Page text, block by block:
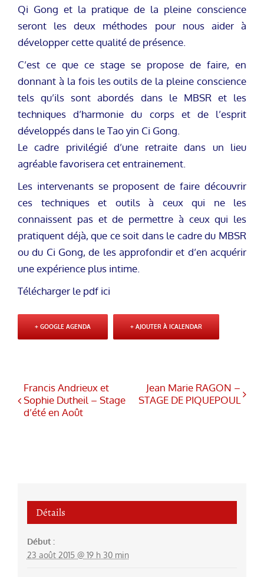
Qi Gong et la pratique de la pleine conscience
seront les deux méthodes pour nous aider à
développer cette qualité de présence.
C’est ce que ce stage se propose de faire, en
donnant à la fois les outils de la pleine conscience
tels qu’ils sont abordés dans le MBSR et les
techniques d’harmonie du corps et de l’esprit
développés dans le Tao yin Ci Gong.
Le cadre privilégié d’une retraite dans un lieu
agréable favorisera cet entrainement.
Les intervenants se proposent de faire découvrir
ces techniques et outils à ceux qui ne les
connaissent pas et de permettre à ceux qui les
pratiquent déjà, que ce soit dans le cadre du MBSR
ou du Ci Gong, de les approfondir et d’en acquérir
une expérience plus intime.
Télécharger le pdf ici
+ GOOGLE AGENDA + AJOUTER À ICALENDAR
Francis Andrieux et
Sophie Dutheil – Stage
d’été en Août
Jean Marie RAGON –
STAGE DE PIQUEPOUL
Détails
Début :
23 août 2015 @ 19 h 30 min